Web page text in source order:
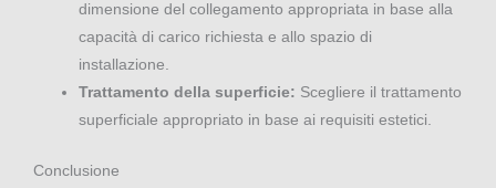
dimensione del collegamento appropriata in base alla
capacità di carico richiesta e allo spazio di
installazione.
Trattamento della superficie: Scegliere il trattamento
superficiale appropriato in base ai requisiti estetici.
Conclusione